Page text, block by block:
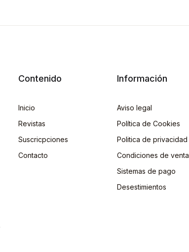
Contenido
Inicio
Revistas
Suscricpciones
Contacto
Información
Aviso legal
Política de Cookies
Politica de privacidad
Condiciones de venta
Sistemas de pago
Desestimientos